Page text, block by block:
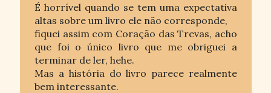
É horrível quando se tem uma expectativa
altas sobre um livro ele não corresponde,
fiquei assim com Coração das Trevas, acho
que foi o único livro que me obriguei a
terminar de ler, hehe.
Mas a história do livro parece realmente
bem interessante.